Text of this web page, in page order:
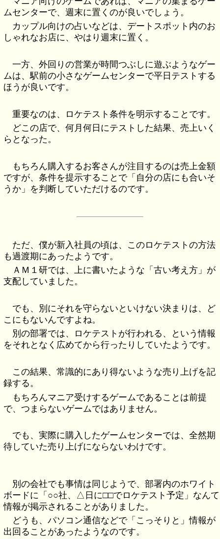
ムセンターで、週末に置くのが良いでしょう。
カップル向けの占いなどは、デートスポット内のお
しゃれなお店に、やはり週末に置く。
一方、外回りの営業が時間つぶしに遊ぶようなゲー
ムは、駅前の小さなゲームセンターで平日テストする
ほうが良いです。
重要なのは、ロケテスト条件を明示することです。
どこの店で、何月何日にテストした結果、売上いく
らとなった。
もちろん購入するお客さんが注目するのは売上金額
ですが、条件を提示することで「自分の店にも合いそ
うか」を判断していただけるのです。
ただ、僕が新入社員の頃は、このロケテストの方法
も過渡期にあったようです。
ＡＭ１研では、上に書いたような「古い考え方」が
支配していました。
でも、別にそれを守らないといけない決まりは、ど
こにもないんですよね。
別の部署では、ロケテストが行われる、という情報
をそれとなく広めてから行ったりしていたようです。
この結果、常識的にあり得ないような売り上げを記
録する。
もちろんマニア受けするゲームであることは前提
で、つまらないゲームではありません。
でも、実際に購入したゲームセンターでは、全然期
待していた売り上げにならないわけです。
別の会社でも事情は同じようで、部署内のホワイト
ボードに「○○社、△日に□□でロケテスト予定」なんて
情報が掲示されることがありました。
どうも、パソコン通信などで「こっそりと」情報が
出回ることがあったようなのです。